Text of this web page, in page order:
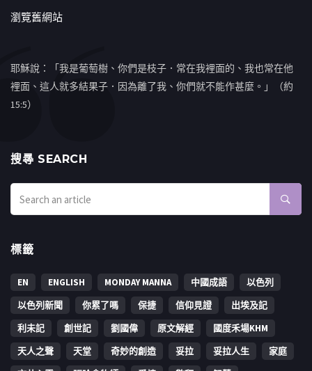
瀏覽舊網站
耶穌說：「我是葡萄樹、你們是枝子．常在我裡面的、我也常在他
裡面、這人就多結果子．因為離了我、你們就不能作甚麼。」（約
15:5）
搜㝷 SEARCH
標籤
EN ENGLISH MONDAY MANNA 中國成語
以色列
以色列新聞
你累了嗎 保捷 信仰見證
出埃及記
利未記
創世記 劉國偉 原文解經
國度禾場KHM
天人之聲
天堂 奇妙的創造 妥拉 妥拉人生
家庭